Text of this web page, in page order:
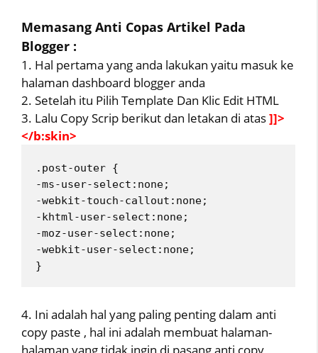
Memasang Anti Copas Artikel Pada
Blogger :
1. Hal pertama yang anda lakukan yaitu masuk ke
halaman dashboard blogger anda
2. Setelah itu Pilih Template Dan Klic Edit HTML
3. Lalu Copy Scrip berikut dan letakan di atas]]>
</b:skin>
.post-outer {
-ms-user-select:none;
-webkit-touch-callout:none;
-khtml-user-select:none;
-moz-user-select:none;
-webkit-user-select:none;
}
4. Ini adalah hal yang paling penting dalam anti
copy paste , hal ini adalah membuat halaman-
halaman yang tidak ingin di pasang anti copy